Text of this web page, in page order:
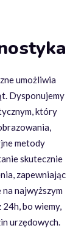
umożliwia
Dysponujemy
który
metody
skutecznie
zapewniając
najwyższym
bo wiemy,
urzędowych.